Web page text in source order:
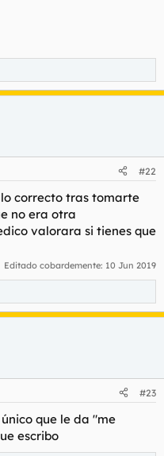
#22
correcto tras tomarte
no era otra
valorara si tienes que
Editado cobardemente: 10 Jun 2019
#23
que le da "me
escribo